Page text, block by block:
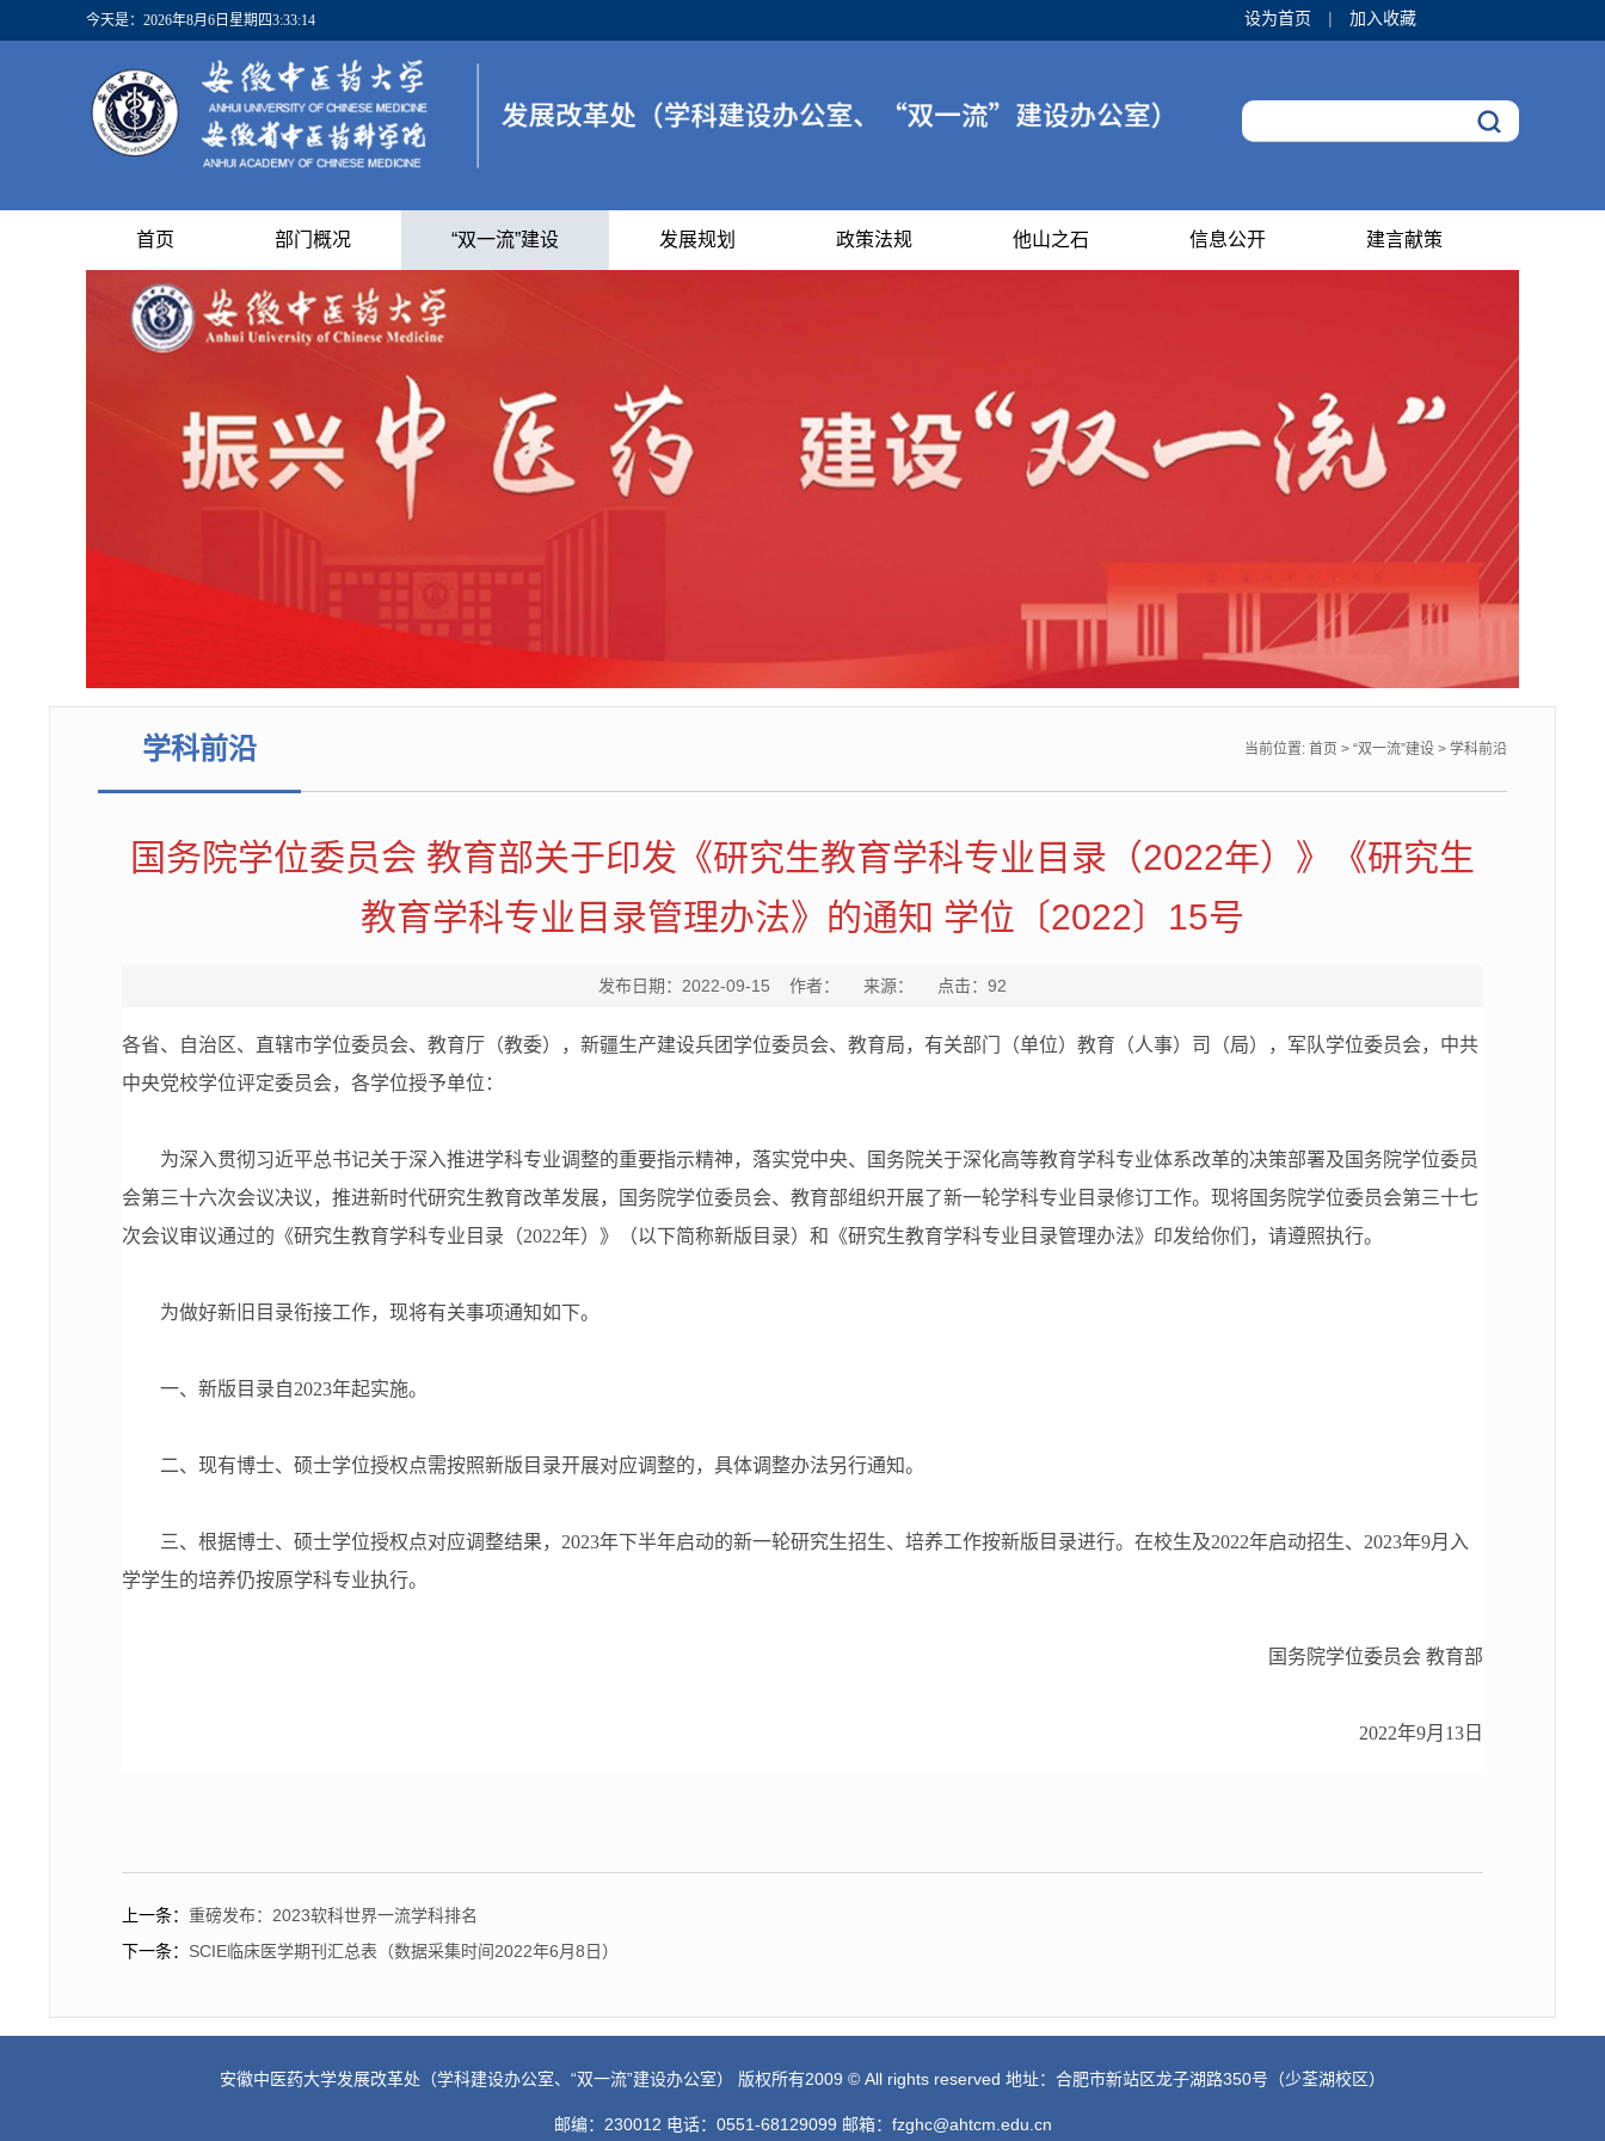
今天是： 2026年8月6日星期四3:33:14 设为首页 | 加入收藏
首页 部门概况 “双一流”建设 发展规划 政策法规 他山之石 信息公开 建言献策
学科前沿 当前位置: 首页 > “双一流”建设 > 学科前沿
国务院学位委员会 教育部关于印发《研究生教育学科专业目录（2022年）》《研究生
教育学科专业目录管理办法》的通知 学位〔2022〕15号
发布日期：2022-09-15 作者： 来源： 点击： 92
各省、自治区、直辖市学位委员会、教育厅（教委），新疆生产建设兵团学位委员会、教育局，有关部门（单位）教育（人事）司（局），军队学位委员会，中共
中央党校学位评定委员会，各学位授予单位：
为深入贯彻习近平总书记关于深入推进学科专业调整的重要指示精神，落实党中央、国务院关于深化高等教育学科专业体系改革的决策部署及国务院学位委员
会第三十六次会议决议，推进新时代研究生教育改革发展，国务院学位委员会、教育部组织开展了新一轮学科专业目录修订工作。现将国务院学位委员会第三十七
次会议审议通过的《研究生教育学科专业目录（2022年）》（以下简称新版目录）和《研究生教育学科专业目录管理办法》印发给你们，请遵照执行。
为做好新旧目录衔接工作，现将有关事项通知如下。
一、新版目录自2023年起实施。
二、现有博士、硕士学位授权点需按照新版目录开展对应调整的，具体调整办法另行通知。
三、根据博士、硕士学位授权点对应调整结果，2023年下半年启动的新一轮研究生招生、培养工作按新版目录进行。在校生及2022年启动招生、2023年9月入
学学生的培养仍按原学科专业执行。
国务院学位委员会 教育部
2022年9月13日
上一条： 重磅发布：2023软科世界一流学科排名
下一条： SCIE临床医学期刊汇总表（数据采集时间2022年6月8日）
安徽中医药大学发展改革处（学科建设办公室、“双一流”建设办公室） 版权所有2009 © All rights reserved 地址：合肥市新站区龙子湖路350号（少荃湖校区）
邮编：230012 电话：0551-68129099 邮箱：fzghc@ahtcm.edu.cn